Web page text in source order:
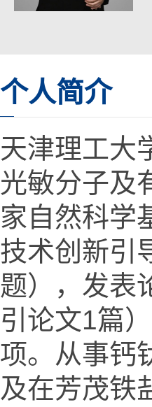
个人简介
天津理工大
光敏分子及
家自然科学
技术创新引
题），发表
引论文1篇
项。从事钙
及在芳茂铁